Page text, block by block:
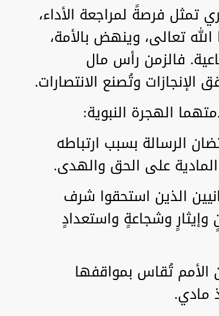
تمثل فرصةً لمراجعة الأداء،
تعالى، وينهض بالأمة،
فالزمن رأس مال
وتُصنع الانتصارات.
الهجرة النبوية:
الرسالة بسبب ارتباطه
على الحق والهدى.
الذين استحقوا شرف
وإيثارٍ وشجاعةٍ واستعدادٍ
الأمم تُقاس بمواقفها
مادي.